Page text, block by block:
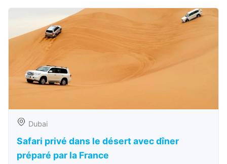
Dubai
Safari privé dans le désert avec dîner
préparé par la France